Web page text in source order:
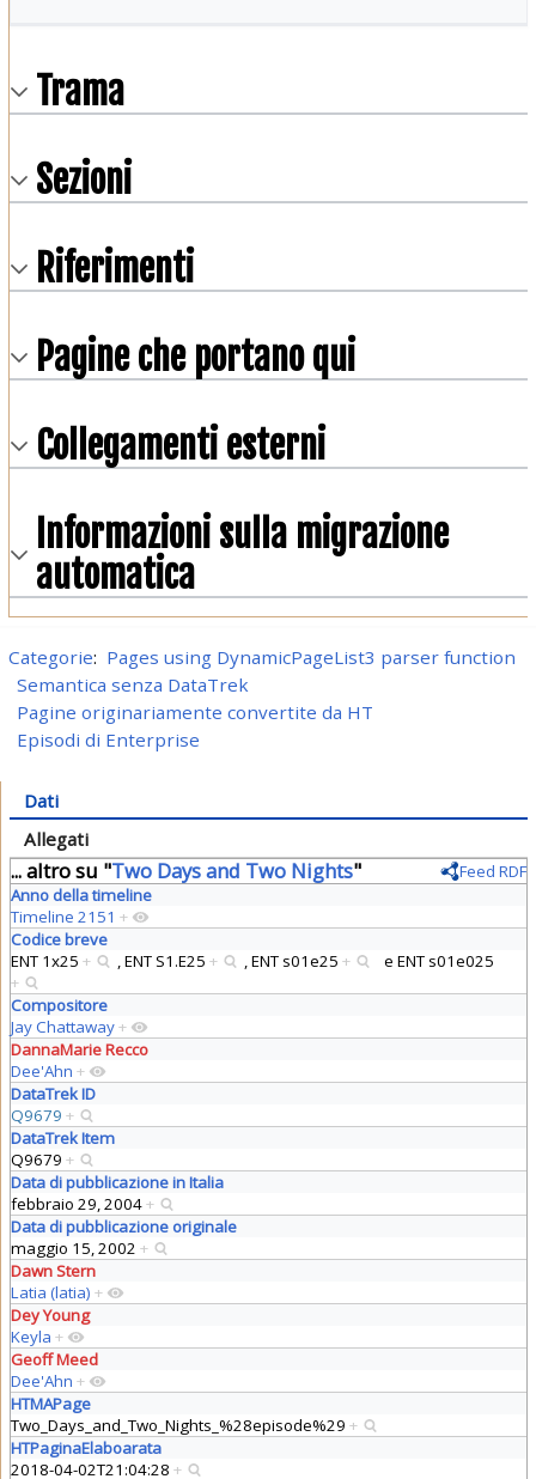
Trama
Sezioni
Riferimenti
Pagine che portano qui
Collegamenti esterni
Informazioni sulla migrazione
automatica
Categorie: Pages using DynamicPageList3 parser function
Semantica senza DataTrek
Pagine originariamente convertite da HT
Episodi di Enterprise
Dati
Allegati
... altro su "Two Days and Two Nights"
Feed RDF
Anno della timeline
Timeline 2151 +
Codice breve
ENT 1x25 + ,ENT S1.E25 + ,ENT s01e25 + e ENT s01e025
+
Compositore
Jay Chattaway+
DannaMarie Recco
Dee'Ahn +
DataTrek ID
Q9679 +
DataTrek Item
Q9679 +
Data di pubblicazione in Italia
febbraio 29, 2004+
Data di pubblicazione originale
maggio 15, 2002 +
Dawn Stern
Latia (latia) +
Dey Young
Keyla +
Geoff Meed
Dee'Ahn +
HTMAPage
Two_Days_and_Two_Nights_%28episode%29 +
HTPaginaElaboarata
2018-04-02T21:04:28 +